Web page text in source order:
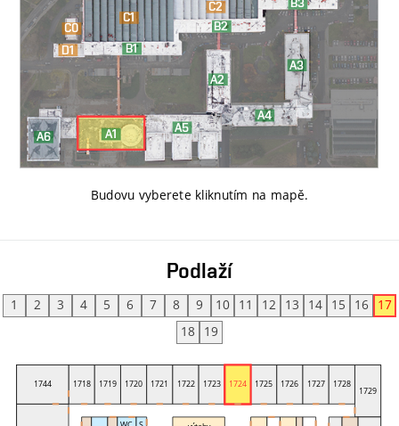
Budovu vyberete kliknutím na mapě.
Podlaží
1 2 3 4 5 6 7 8 9 10 11 12 13 14 15 16
17
18
19